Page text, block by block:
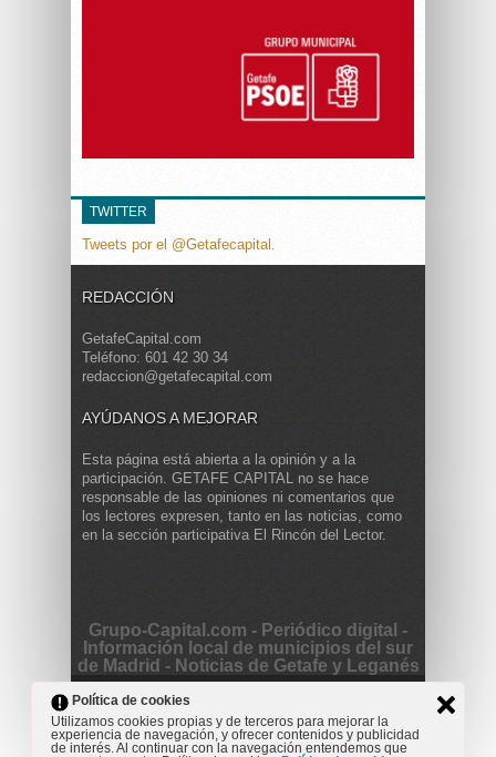
TWITTER
Tweets por el @Getafecapital.
REDACCIÓN
GetafeCapital.com
Teléfono: 601 42 30 34
redaccion@getafecapital.com
AYÚDANOS A MEJORAR
Esta página está abierta a la opinión y a la
participación. GETAFE CAPITAL no se hace
responsable de las opiniones ni comentarios que
los lectores expresen, tanto en las noticias, como
en la sección participativa El Rincón del Lector.
Grupo-Capital.com - Periódico digital -
Información local de municipios del sur
de Madrid - Noticias de Getafe y Leganés
Copyright © 2013 Getafe Capital. Powered by
Project
Opinión Actualidad Cultura Deportes
Entrevista
Política de cookies
Utilizamos cookies propias y de terceros para mejorar la
experiencia de navegación, y ofrecer contenidos y publicidad
de interés. Al continuar con la navegación entendemos que